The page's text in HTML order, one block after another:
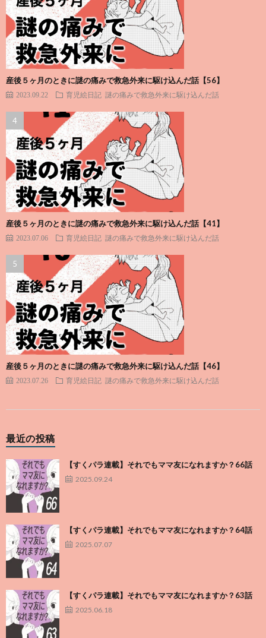
産後５ヶ月のときに謎の痛みで救急外来に駆け込んだ話【56】
2023.09.22 育児絵日記 謎の痛みで救急外来に駆け込んだ話
産後５ヶ月のときに謎の痛みで救急外来に駆け込んだ話【41】
2023.07.06 育児絵日記 謎の痛みで救急外来に駆け込んだ話
産後５ヶ月のときに謎の痛みで救急外来に駆け込んだ話【46】
2023.07.26 育児絵日記 謎の痛みで救急外来に駆け込んだ話
最近の投稿
【すくパラ連載】それでもママ友になれますか？66話
2025.09.24
【すくパラ連載】それでもママ友になれますか？64話
2025.07.07
【すくパラ連載】それでもママ友になれますか？63話
2025.06.18